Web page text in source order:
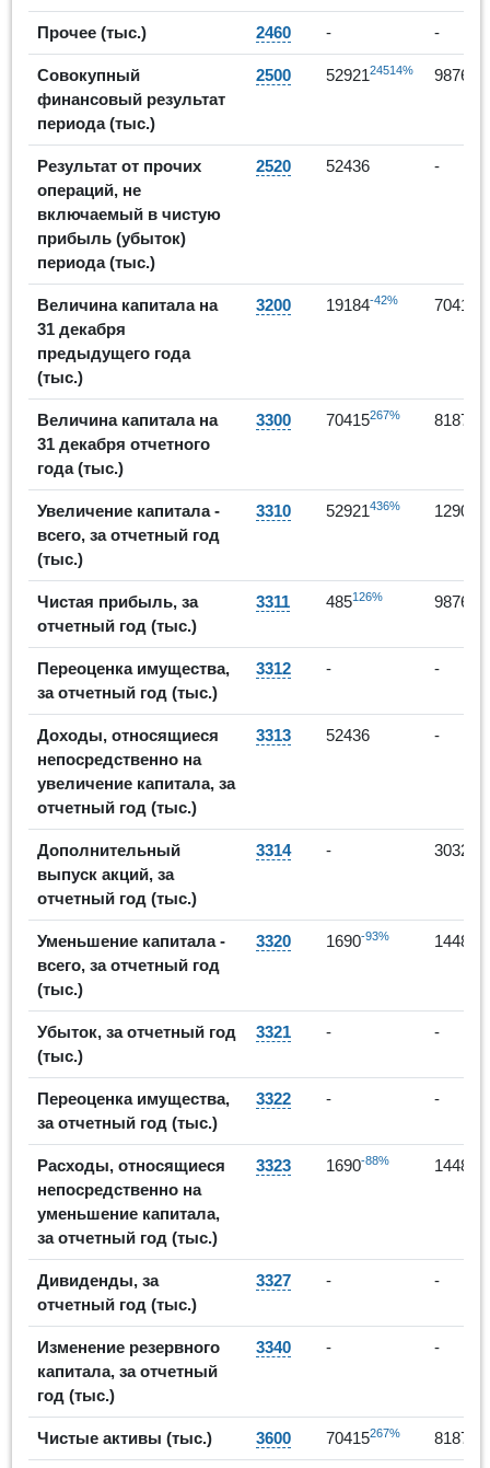
Прочее (тыс.) 2460 - -
Совокупный
финансовый результат
периода (тыс.)
2500 5292124514% 9876
Результат от прочих
операций, не
включаемый в чистую
прибыль (убыток)
периода (тыс.)
2520 52436 -
Величина капитала на
31 декабря
предыдущего года
(тыс.)
3200 19184-42% 70415
Величина капитала на
31 декабря отчетного
года (тыс.)
3300 70415267% 81875
Увеличение капитала -
всего, за отчетный год
(тыс.)
3310 52921436% 12908
Чистая прибыль, за
отчетный год (тыс.)
3311 485126% 9876
Переоценка имущества,
за отчетный год (тыс.)
3312 - -
Доходы, относящиеся
непосредственно на
увеличение капитала, за
отчетный год (тыс.)
3313 52436 -
Дополнительный
выпуск акций, за
отчетный год (тыс.)
3314 - 3032
Уменьшение капитала -
всего, за отчетный год
(тыс.)
3320 1690-93% 1448
Убыток, за отчетный год
(тыс.)
3321 - -
Переоценка имущества,
за отчетный год (тыс.)
3322 - -
Расходы, относящиеся
непосредственно на
уменьшение капитала,
за отчетный год (тыс.)
3323 1690-88% 1448
Дивиденды, за
отчетный год (тыс.)
3327 - -
Изменение резервного
капитала, за отчетный
год (тыс.)
3340 - -
Чистые активы (тыс.) 3600 70415267% 81875